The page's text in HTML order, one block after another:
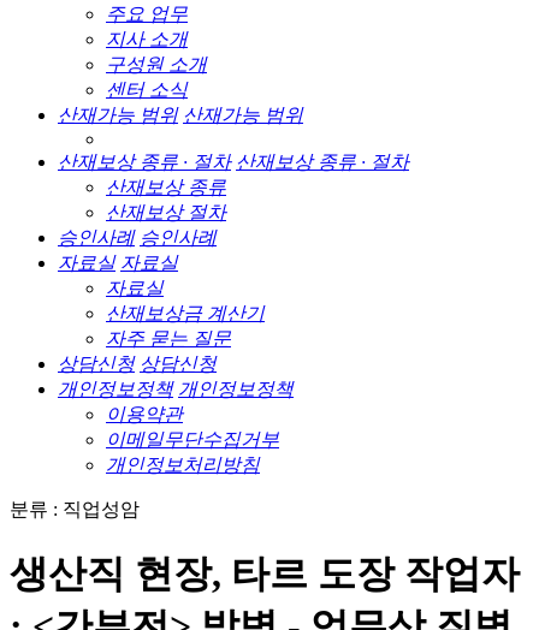
주요 업무
지사 소개
구성원 소개
센터 소식
산재가능 범위 산재가능 범위
산재보상 종류 · 절차 산재보상 종류 · 절차
산재보상 종류
산재보상 절차
승인사례 승인사례
자료실 자료실
자료실
산재보상금 계산기
자주 묻는 질문
상담신청 상담신청
개인정보정책 개인정보정책
이용약관
이메일무단수집거부
개인정보처리방침
분류 : 직업성암
생산직 현장, 타르 도장 작업자